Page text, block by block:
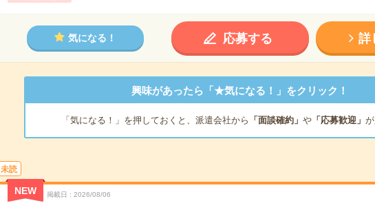
気になる！ 応募する 詳
興味があったら「★気になる！」をクリック！
「気になる！」を押しておくと、派遣会社から 「面談確約」 や「応募歓迎」
未読
NEW 掲載日 2026/08/06